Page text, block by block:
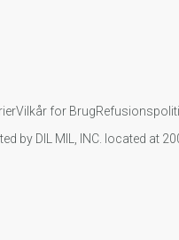
Vilkår for Brug
by DIL MIL, INC. located at